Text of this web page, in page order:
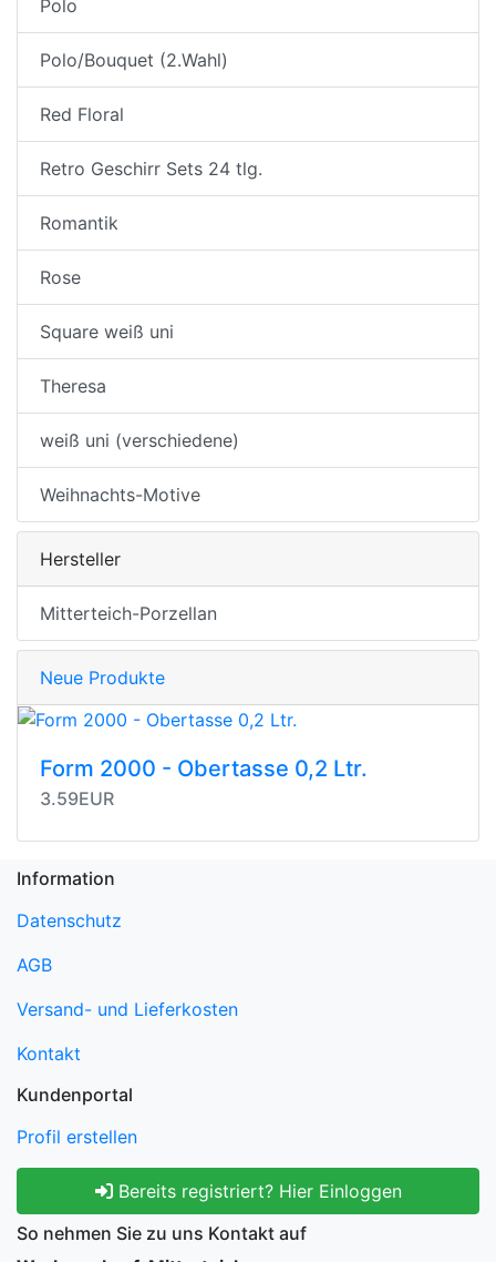
Polo
Polo/Bouquet (2.Wahl)
Red Floral
Retro Geschirr Sets 24 tlg.
Romantik
Rose
Square weiß uni
Theresa
weiß uni (verschiedene)
Weihnachts-Motive
Hersteller
Mitterteich-Porzellan
Neue Produkte
Form 2000 - Obertasse 0,2 Ltr.
3.59EUR
Information
Datenschutz
AGB
Versand- und Lieferkosten
Kontakt
Kundenportal
Profil erstellen
Bereits registriert? Hier Einloggen
So nehmen Sie zu uns Kontakt auf